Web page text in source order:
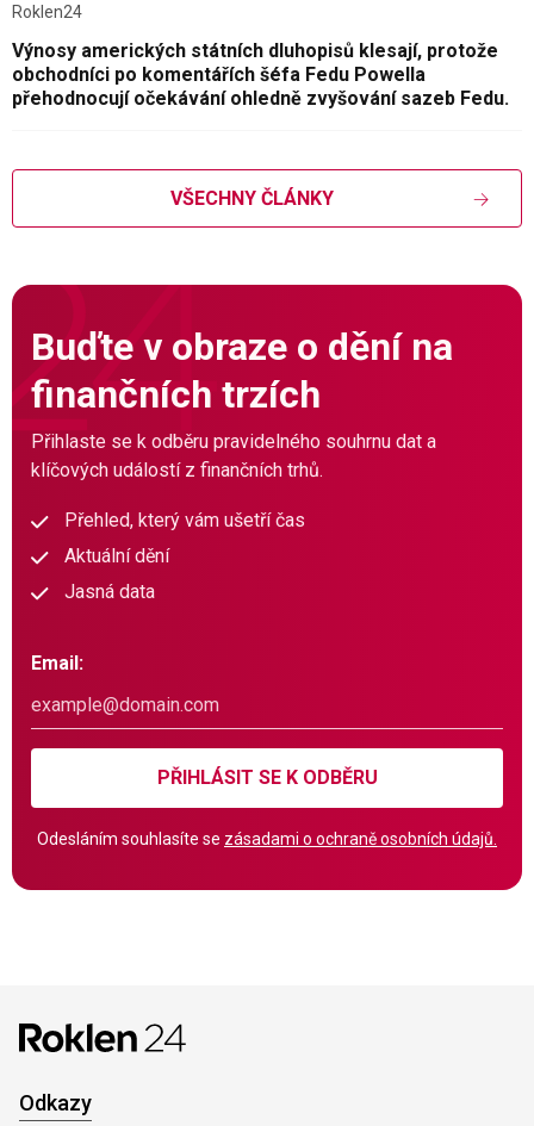
Roklen24
Výnosy amerických státních dluhopisů klesají, protože
obchodníci po komentářích šéfa Fedu Powella
přehodnocují očekávání ohledně zvyšování sazeb Fedu.
VŠECHNY ČLÁNKY
Buďte v obraze o dění na
finančních trzích
Přihlaste se k odběru pravidelného souhrnu dat a
klíčových událostí z finančních trhů.
Přehled, který vám ušetří čas
Aktuální dění
Jasná data
Email:
PŘIHLÁSIT SE K ODBĚRU
Odesláním souhlasíte se zásadami o ochraně osobních údajů.
Odkazy